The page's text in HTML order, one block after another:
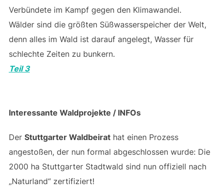
Verbündete im Kampf gegen den Klimawandel.
Wälder sind die größten Süßwasserspeicher der Welt,
denn alles im Wald ist darauf angelegt, Wasser für
schlechte Zeiten zu bunkern.
Teil 3
Interessante Waldprojekte / INFOs
Der Stuttgarter Waldbeirathat einen Prozess
angestoßen, der nun formal abgeschlossen wurde: Die
2000 ha Stuttgarter Stadtwald sind nun offiziell nach
„Naturland“ zertifiziert!